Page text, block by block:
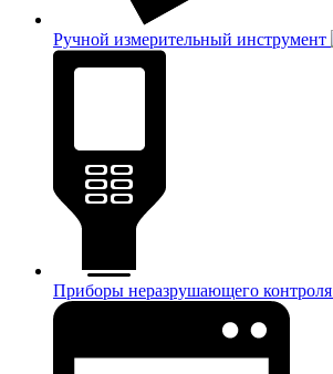
Ручной измерительный инструмент
Приборы неразрушающего контроля